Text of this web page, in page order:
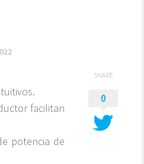
facilitan
potencia de
SHARE
0